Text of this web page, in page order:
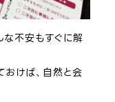
な不安もすぐに解
けば、自然と会